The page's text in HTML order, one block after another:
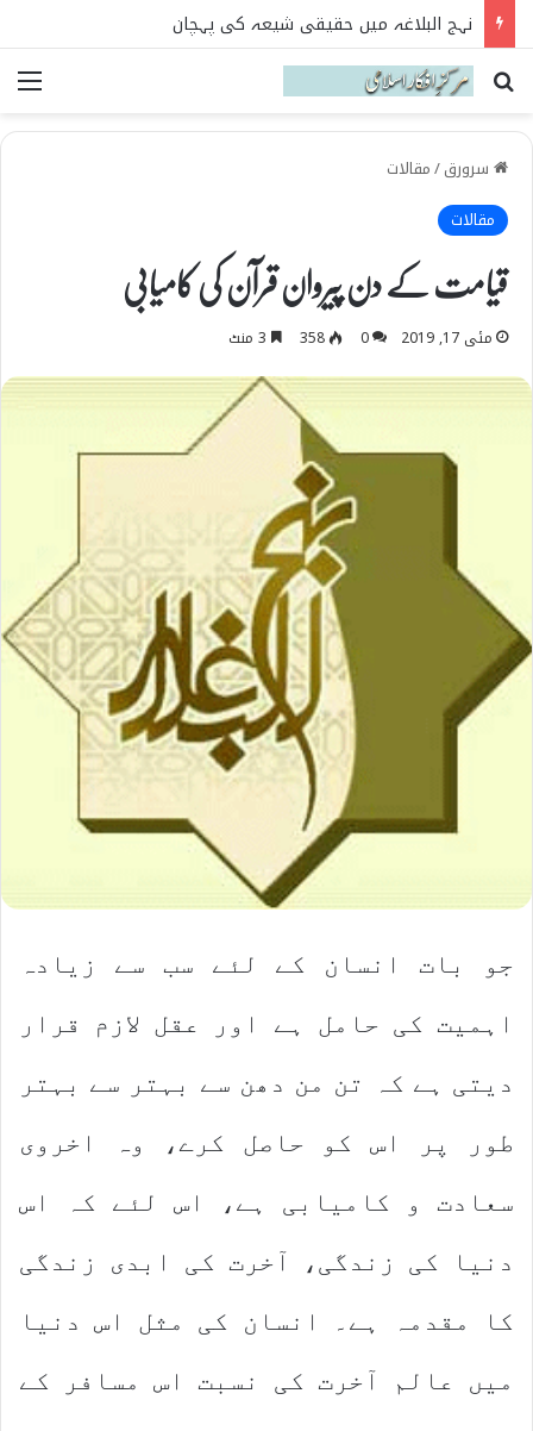
نہج البلاغہ میں حقیقی شیعہ کی پہچان
Search for
سرورق/مقالات
مقالات
قیامت کے دن پیروان قرآن کی کامیابی
مئی 17, 2019 0
358
جو بات انسان کے لئے سب سے زیادہ
اہمیت کی حامل ہے اور عقل لازم قرار
دیتی ہے کہ تن من دھن سے بہتر سے بہتر
طور پر اس کو حاصل کرے، وہ اخروی
سعادت و کامیابی ہے، اس لئے کہ اس
دنیا کی زندگی، آخرت کی ابدی زندگی
کا مقدمہ ہے۔ انسان کی مثل اس دنیا
میں عالم آخرت کی نسبت اس مسافر کے